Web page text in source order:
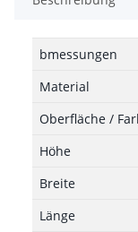
bmessungen
Material
Oberfläche /
Höhe
Breite
Länge